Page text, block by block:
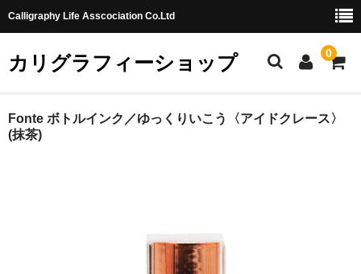
Calligraphy Life Asscociation Co.Ltd
カリグラフィーショップ 0
ホーム
Fonte ボトルインク／ゆっくりいこう〈アイドクレース〉
(抹茶)